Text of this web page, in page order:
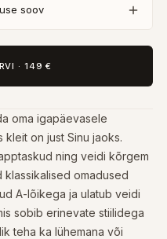
soov
· 149 €
oma igapäevasele
kleit on just Sinu jaoks.
ning veidi kõrgem
omadused
A-lõikega ja ulatub veidi
sobib erinevate stiilidega
teha ka lühemana või